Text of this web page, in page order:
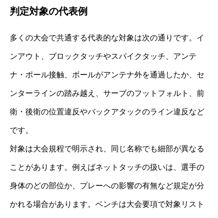
判定対象の代表例
多くの大会で共通する代表的な対象は次の通りです。イ
ンアウト、ブロックタッチやスパイクタッチ、アンテ
ナ・ポール接触、ボールがアンテナ外を通過したか、セ
ンターラインの踏み越え、サーブのフットフォルト、前
衛・後衛の位置違反やバックアタックのライン違反など
です。
対象は大会規程で明示され、同じ名称でも細部が異なる
ことがあります。例えばネットタッチの扱いは、選手の
身体のどの部位か、プレーへの影響の有無など規定が分
かれる場合があります。ベンチは大会要項で対象リスト